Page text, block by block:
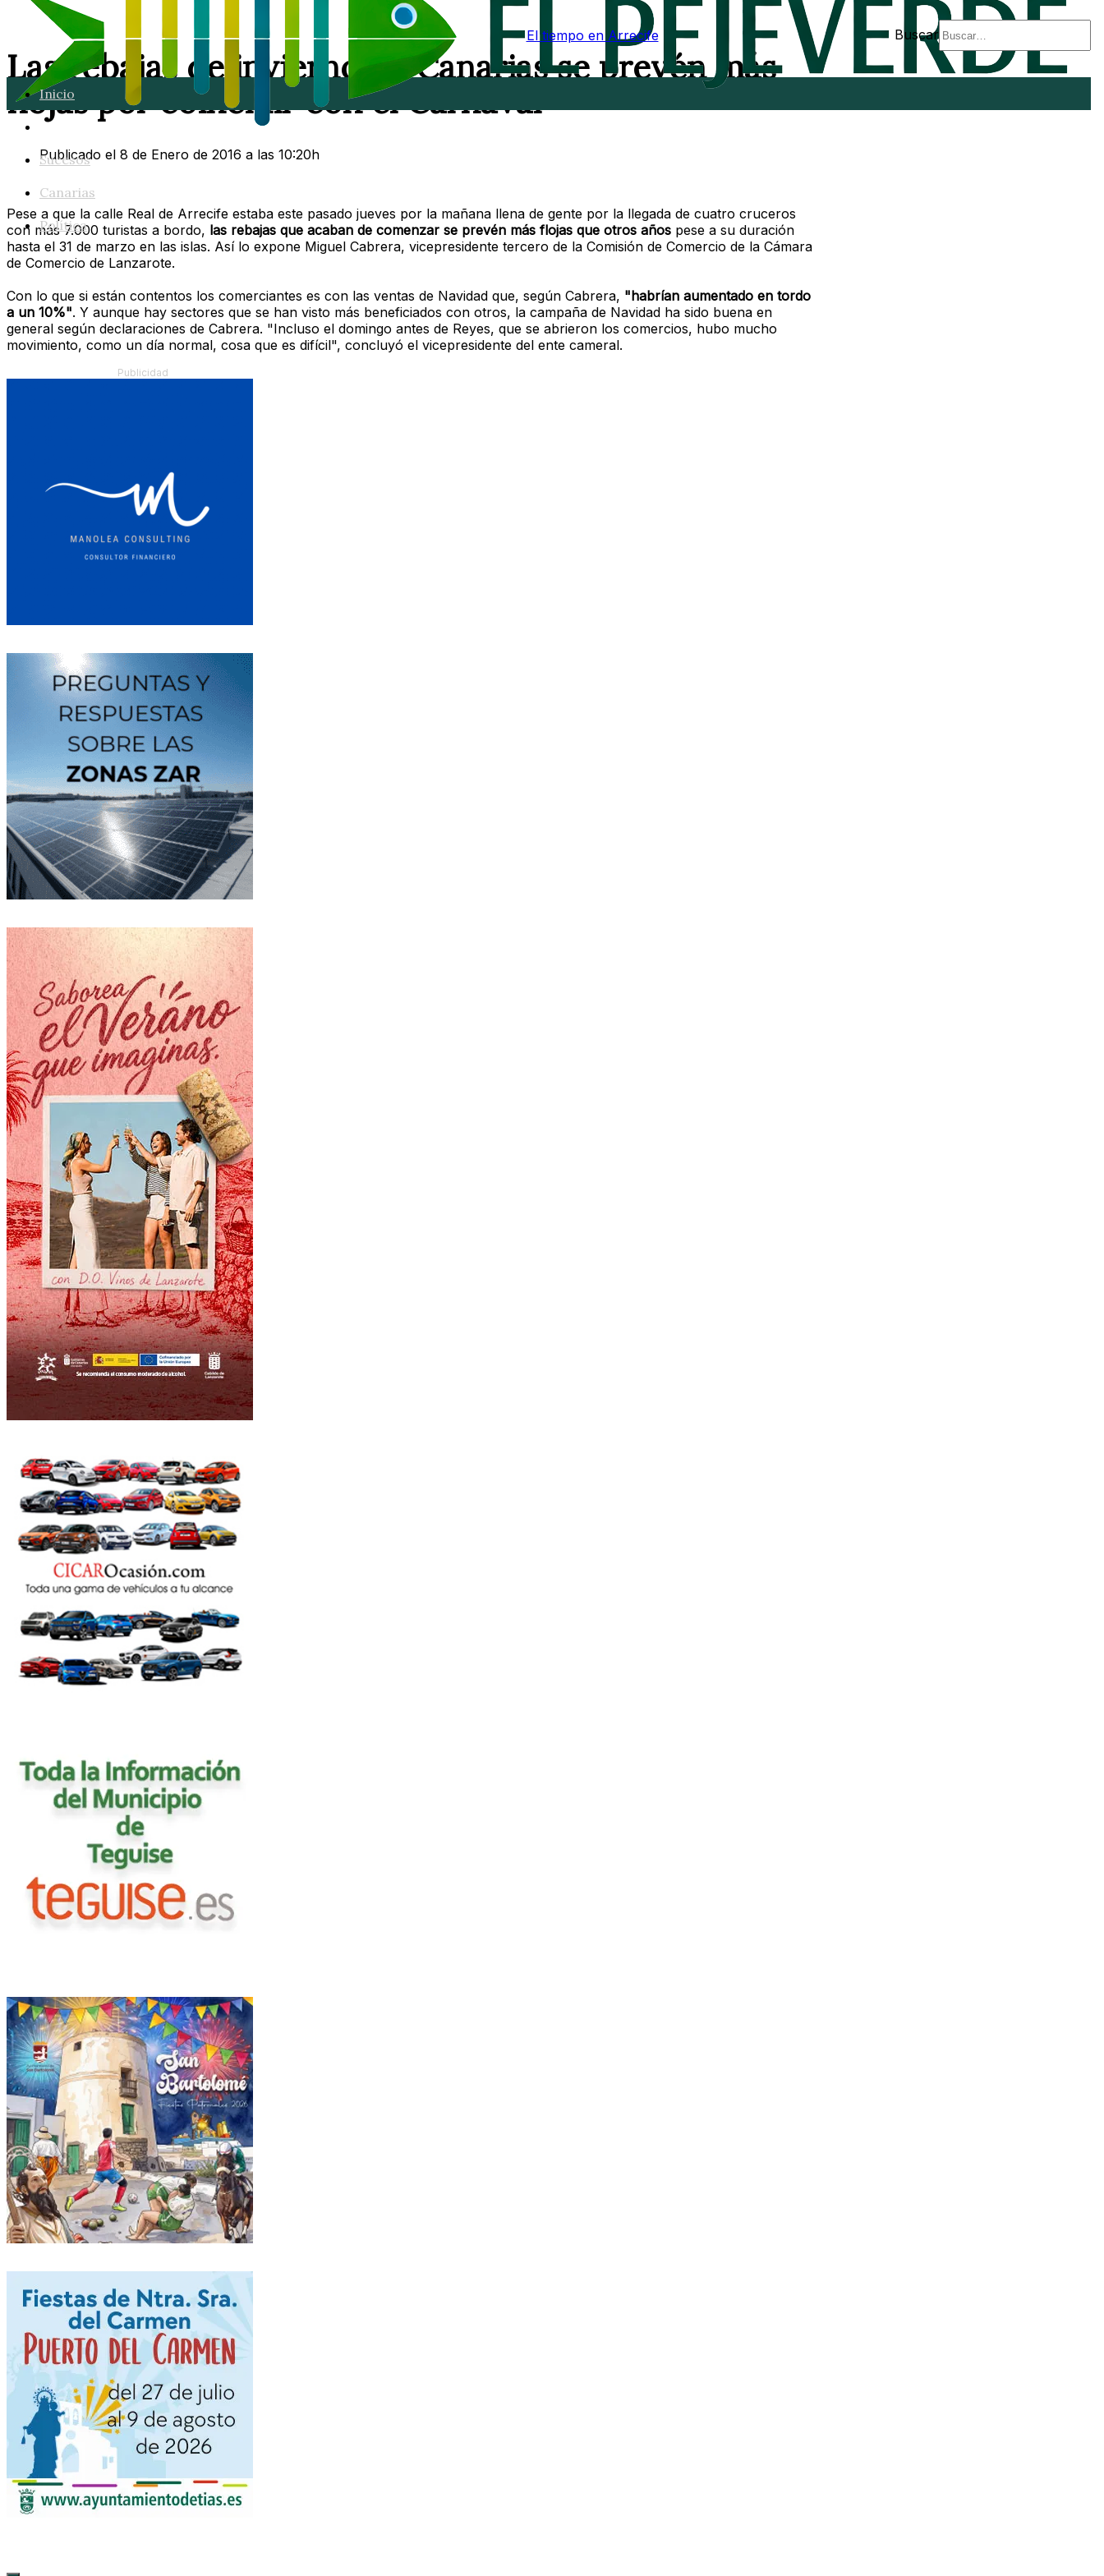
El tiempo en Arrecife Buscar
Inicio
Lanzarote
Sucesos
Canarias
Política
Las rebajas de invierno en Canarias se prevén más
flojas por coincidir con el Carnaval
Publicado el 8 de Enero de 2016 a las 10:20h
Pese a que la calle Real de Arrecife estaba este pasado jueves por la mañana llena de gente por la llegada de cuatro cruceros
con más 7.000 turistas a bordo, las rebajas que acaban de comenzar se prevén más flojas que otros años pese a su duración
hasta el 31 de marzo en las islas. Así lo expone Miguel Cabrera, vicepresidente tercero de la Comisión de Comercio de la Cámara
de Comercio de Lanzarote.
Con lo que si están contentos los comerciantes es con las ventas de Navidad que, según Cabrera, "habrían aumentado en tordo
a un 10%". Y aunque hay sectores que se han visto más beneficiados con otros, la campaña de Navidad ha sido buena en
general según declaraciones de Cabrera. "Incluso el domingo antes de Reyes, que se abrieron los comercios, hubo mucho
movimiento, como un día normal, cosa que es difícil", concluyó el vicepresidente del ente cameral.
Publicidad